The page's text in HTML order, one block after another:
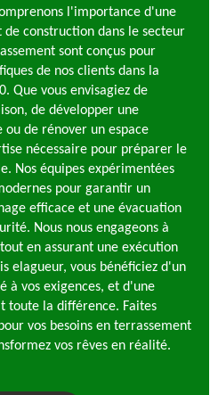
l'importance d'une
construction dans le secteur
sont conçus pour
de nos clients dans la
Que vous envisagiez de
de développer une
de rénover un espace
nécessaire pour préparer le
Nos équipes expérimentées
pour garantir un
efficace et une évacuation
Nous nous engageons à
en assurant une exécution
elagueur, vous bénéficiez d'un
à vos exigences, et d'une
toute la différence. Faites
vos besoins en terrassement
vos rêves en réalité.